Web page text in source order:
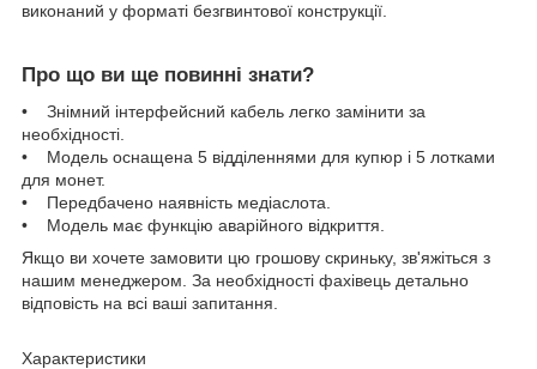
виконаний у форматі безгвинтової конструкції.
Про що ви ще повинні знати?
• Знімний інтерфейсний кабель легко замінити за
необхідності.
• Модель оснащена 5 відділеннями для купюр і 5 лотками
для монет.
• Передбачено наявність медіаслота.
• Модель має функцію аварійного відкриття.
Якщо ви хочете замовити цю грошову скриньку, зв'яжіться з
нашим менеджером. За необхідності фахівець детально
відповість на всі ваші запитання.
Характеристики